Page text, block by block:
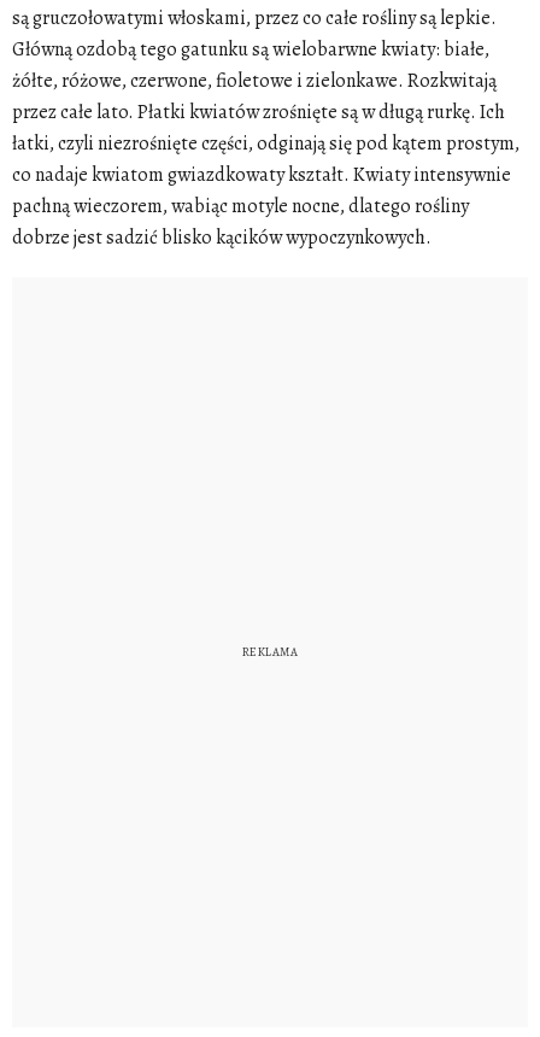
są gruczołowatymi włoskami, przez co całe rośliny są lepkie.
Główną ozdobą tego gatunku są wielobarwne kwiaty: białe,
żółte, różowe, czerwone, fioletowe i zielonkawe. Rozkwitają
przez całe lato. Płatki kwiatów zrośnięte są w długą rurkę. Ich
łatki, czyli niezrośnięte części, odginają się pod kątem prostym,
co nadaje kwiatom gwiazdkowaty kształt. Kwiaty intensywnie
pachną wieczorem, wabiąc motyle nocne, dlatego rośliny
dobrze jest sadzić blisko kącików wypoczynkowych.